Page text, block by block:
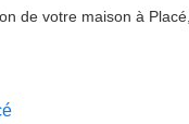
de votre maison à